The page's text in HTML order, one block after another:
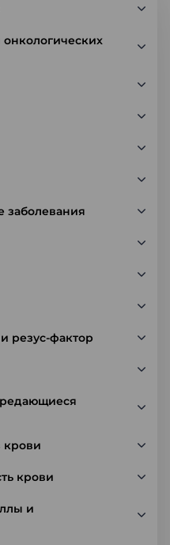
заболевания
резус-фактор
крови
крови
и